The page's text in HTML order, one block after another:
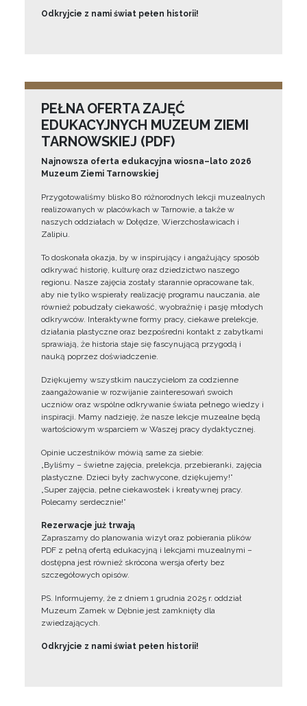
Odkryjcie z nami świat pełen historii!
PEŁNA OFERTA ZAJĘĆ
EDUKACYJNYCH MUZEUM ZIEMI
TARNOWSKIEJ (PDF)
Najnowsza oferta edukacyjna wiosna–lato 2026
Muzeum Ziemi Tarnowskiej
Przygotowaliśmy blisko 80 różnorodnych lekcji muzealnych
realizowanych w placówkach w Tarnowie, a także w
naszych oddziałach w Dołędze, Wierzchosławicach i
Zalipiu.
To doskonała okazja, by w inspirujący i angażujący sposób
odkrywać historię, kulturę oraz dziedzictwo naszego
regionu. Nasze zajęcia zostały starannie opracowane tak,
aby nie tylko wspierały realizację programu nauczania, ale
również pobudzały ciekawość, wyobraźnię i pasję młodych
odkrywców. Interaktywne formy pracy, ciekawe prelekcje,
działania plastyczne oraz bezpośredni kontakt z zabytkami
sprawiają, że historia staje się fascynującą przygodą i
nauką poprzez doświadczenie.
Dziękujemy wszystkim nauczycielom za codzienne
zaangażowanie w rozwijanie zainteresowań swoich
uczniów oraz wspólne odkrywanie świata pełnego wiedzy i
inspiracji. Mamy nadzieję, że nasze lekcje muzealne będą
wartościowym wsparciem w Waszej pracy dydaktycznej.
Opinie uczestników mówią same za siebie:
„Byliśmy – świetne zajęcia, prelekcja, przebieranki, zajęcia
plastyczne. Dzieci były zachwycone, dziękujemy!”
„Super zajęcia, pełne ciekawostek i kreatywnej pracy.
Polecamy serdecznie!”
Rezerwacje już trwają
Zapraszamy do planowania wizyt oraz pobierania plików
PDF z pełną ofertą edukacyjną i lekcjami muzealnymi –
dostępna jest również skrócona wersja oferty bez
szczegółowych opisów.
PS. Informujemy, że z dniem 1 grudnia 2025 r. oddział
Muzeum Zamek w Dębnie jest zamknięty dla
zwiedzających.
Odkryjcie z nami świat pełen historii!